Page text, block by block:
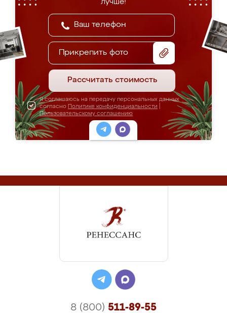
лучше!
Прикрепить фото
Рассчитать стоимость
Я соглашаюсь на передачу персональных данных
согласно Политике конфиденциальности
Пользовательскому соглашению
8 (800) 511-89-55